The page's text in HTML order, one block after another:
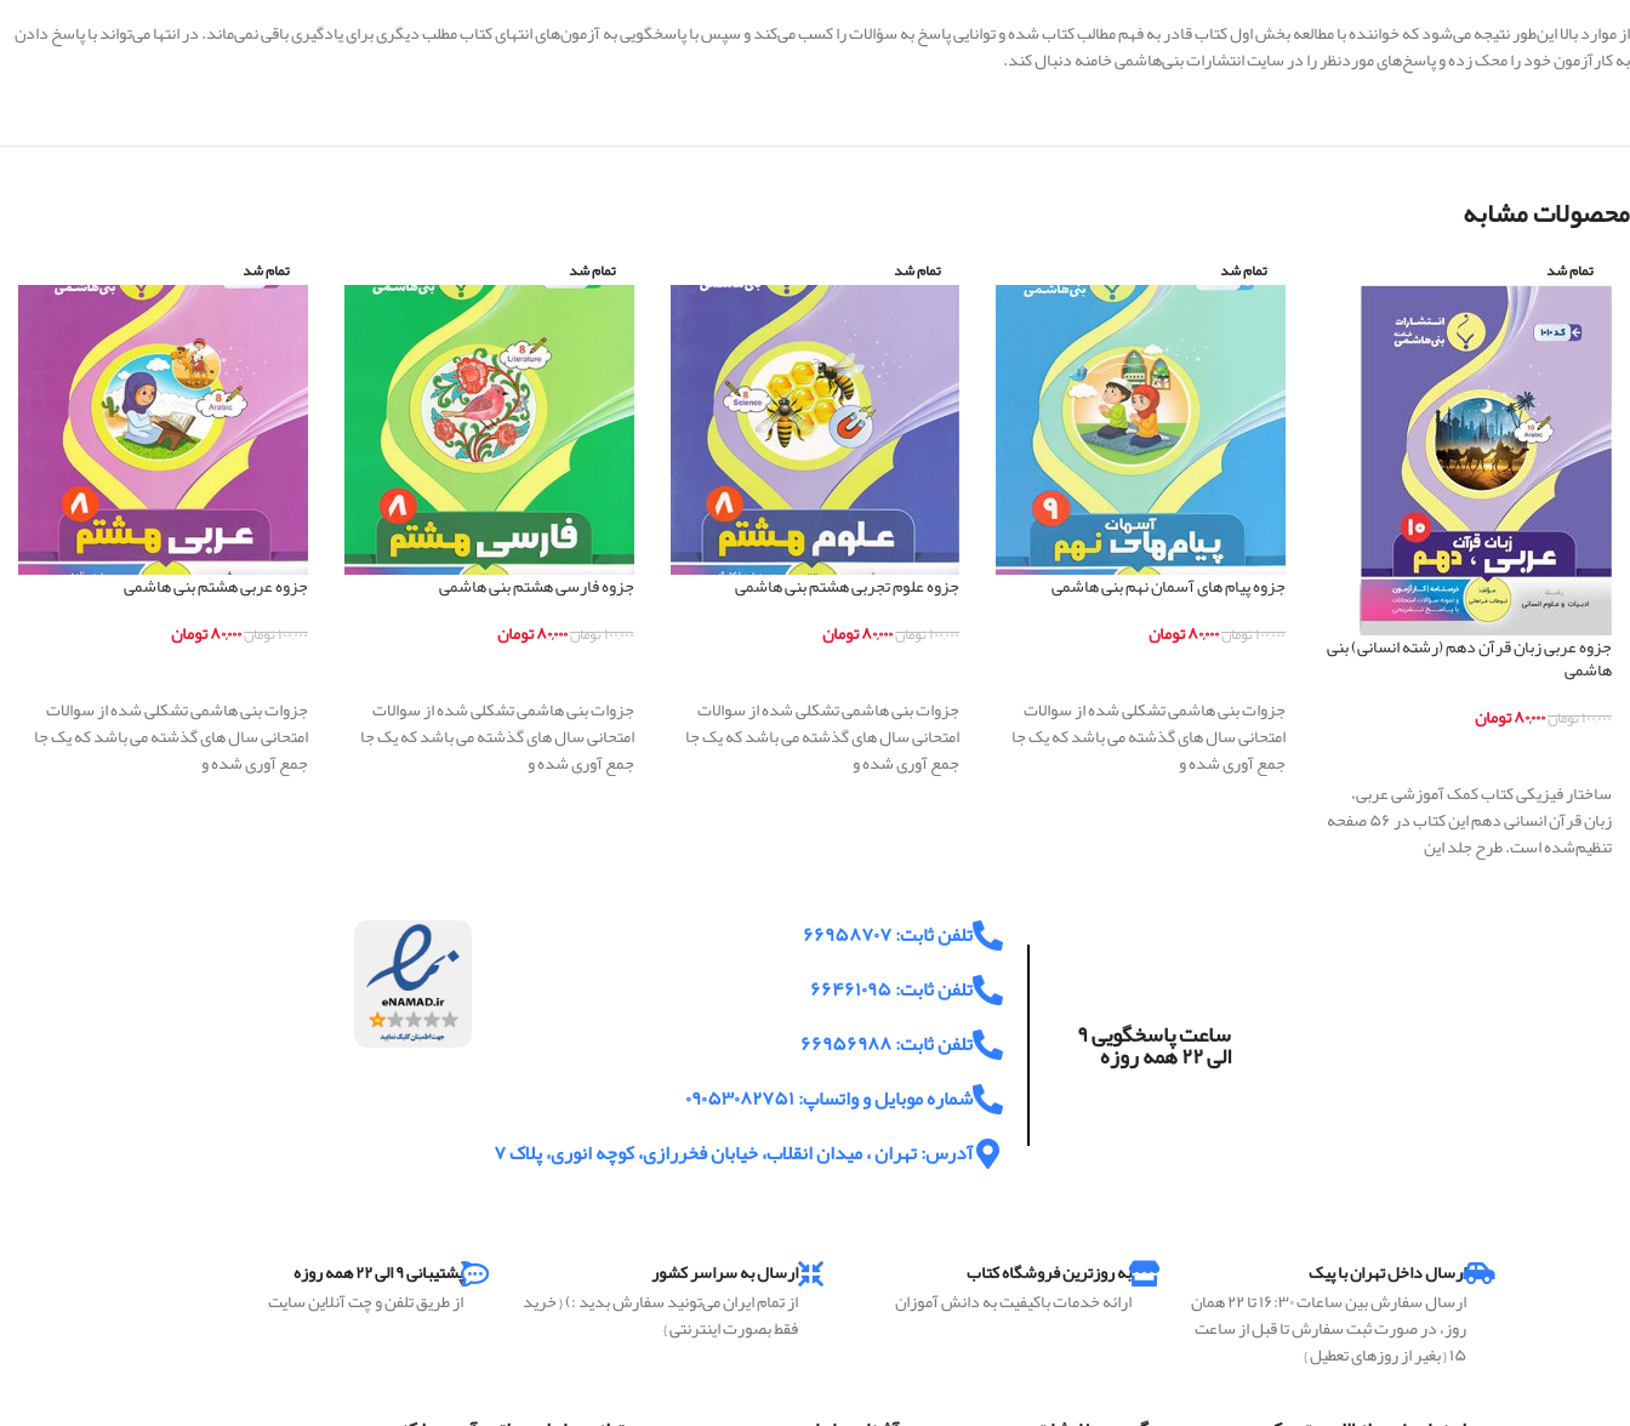
از موارد بالا این‌طور نتیجه می‌شود که خواننده با مطالعه بخش اول کتاب قادر به فهم مطالب کتاب شده و توانایی پاسخ به سؤالات را کسب می‌کند و سپس با پاسخگویی به آزمون‌های انتهای کتاب مطلب دیگری برای یادگیری باقی نمی‌ماند. در انتها می‌تواند با پاسخ دادن
به کارآزمون خود را محک زده و پاسخ‌های موردنظر را در سایت انتشارات بنی‌هاشمی خامنه دنبال کند.
محصولات مشابه
تمام شد
جزوه عربی زبان قرآن دهم (رشته انسانی) بنی
هاشمی
۱۰۰,۰۰۰تومان۸۰,۰۰۰تومان
ساختار فیزیکی کتاب کمک آموزشی عربی،
زبان قرآن انسانی دهم این کتاب در ۵۶ صفحه
تنظیم‌شده است. طرح جلد این
تمام شد
جزوه پیام های آسمان نهم بنی هاشمی
۱۰۰,۰۰۰تومان۸۰,۰۰۰تومان
جزوات بنی هاشمی تشکلی شده از سوالات
امتحانی سال های گذشته می باشد که یک جا
جمع آوری شده و
تمام شد
جزوه علوم تجربی هشتم بنی هاشمی
۱۰۰,۰۰۰تومان۸۰,۰۰۰تومان
جزوات بنی هاشمی تشکلی شده از سوالات
امتحانی سال های گذشته می باشد که یک جا
جمع آوری شده و
تمام شد
جزوه فارسی هشتم بنی هاشمی
۱۰۰,۰۰۰تومان۸۰,۰۰۰تومان
جزوات بنی هاشمی تشکلی شده از سوالات
امتحانی سال های گذشته می باشد که یک جا
جمع آوری شده و
تمام شد
جزوه عربی هشتم بنی هاشمی
۱۰۰,۰۰۰تومان۸۰,۰۰۰تومان
جزوات بنی هاشمی تشکلی شده از سوالات
امتحانی سال های گذشته می باشد که یک جا
جمع آوری شده و
ساعت پاسخگویی ۹ الی ۲۲ همه روزه
تلفن ثابت: ۶۶۹۵۸۷۰۷
تلفن ثابت: ۶۶۴۶۱۰۹۵
تلفن ثابت: ۶۶۹۵۶۹۸۸
شماره موبایل و واتساپ: ۰۹۰۵۳۰۸۲۷۵۱
آدرس: تهران ، میدان انقلاب، خیابان فخررازی، کوچه انوری، پلاک ۷
ارسال داخل تهران با پیک
ارسال سفارش بین ساعات ۱۶:۳۰ تا ۲۲ همان
روز، در صورت ثبت سفارش تا قبل از ساعت
۱۵ { بغیر از روزهای تعطیل }
به روزترین فروشگاه کتاب
ارائه خدمات باکیفیت به دانش آموزان
ارسال به سراسر کشور
از تمام ایران می‌تونید سفارش بدید :) { خرید
فقط بصورت اینترنتی }
پشتیبانی ۹ الی ۲۲ همه روزه
از طریق تلفن و چت آنلاین سایت